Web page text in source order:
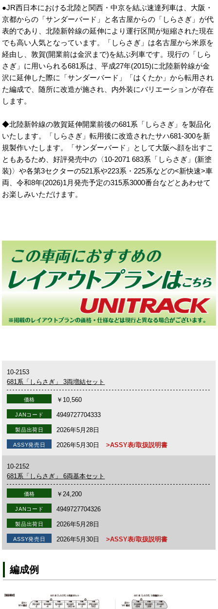
●JR西日本における北陸と関西・中京を結ぶ速達列車は、大阪・
京都からの「サンダーバード」と名古屋からの「しらさぎ」が代
表的であり、北陸新幹線の延伸により運行区間が短縮された現在
でも高い人気となっています。「しらさぎ」は名古屋から米原を
経由し、敦賀(開業前は金沢まで)を結ぶ列車です。現行の「しら
さぎ」に用いられる681系は、平成27年(2015)に北陸新幹線が金
沢に延伸した際に「サンダーバード」「はくたか」から転用され
た編成で、随所に改造が施され、内外装にバリエーションが存在
します。
◆北陸新幹線の敦賀延伸開業前後の681系「しらさぎ」を製品化
いたします。「しらさぎ」転用後に改造されたサハ681-300を新
規製作いたします。「サンダーバード」として大阪へ顔を出すこ
ともあるため、好評発売中の〈10-2071 683系「しらさぎ」(新塗
装)〉や各第3セクターの521系や223系・225系などの<新快速>車
両、令和8年(2026)1月発売予定の315系3000番台などとあわせて
お楽しみいただけます。
10-2153
681系「しらさぎ」 3両増結セット
価格 ￥10,560
JANコード 4949727704333
製品出荷日 2026年5月28日
ASSY発売日 2026年5月30日 >ASSY表/取扱説明書
10-2152
681系「しらさぎ」 6両基本セット
価格 ￥24,200
JANコード 4949727704326
製品出荷日 2026年5月28日
ASSY発売日 2026年5月30日 >ASSY表/取扱説明書
編成例